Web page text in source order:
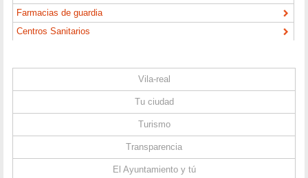
Farmacias de guardia
Centros Sanitarios
Vila-real
Tu ciudad
Turismo
Transparencia
El Ayuntamiento y tú